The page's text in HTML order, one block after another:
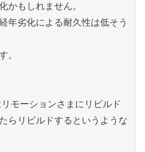
かもしれません。
年劣化による耐久性は低そう
。
モーションさまにリビルド
らリビルドするというような